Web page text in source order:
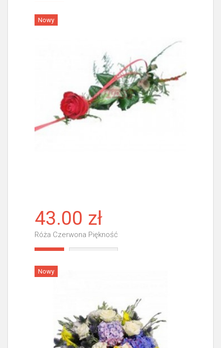
Nowy
43.00 zł
Róża Czerwona Piękność
Nowy